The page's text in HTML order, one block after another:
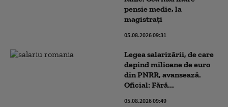
pensie medie, la
magistrați
05.08.2026 09:31
Legea salarizării, de care
depind milioane de euro
din PNRR, avansează.
Oficial: Fără...
05.08.2026 09:49